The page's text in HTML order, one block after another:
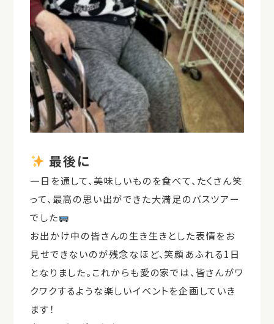
最後に
一日を通して、美味しいものを食べて、たくさん笑
って、最高の思い出ができた大満足のバスツアー
でした
お出かけ中の皆さんの生き生きとした表情をお
見せできないのが残念なほど、笑顔あふれる1日
となりました。これからも愛の家では、皆さんがワ
クワクするような楽しいイベントを企画していき
ます！